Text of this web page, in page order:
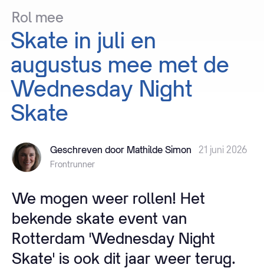
Rol mee
Skate in juli en
augustus mee met de
Wednesday Night
Skate
Geschreven door Mathilde Simon 21 juni 2026
Frontrunner
We mogen weer rollen! Het
bekende skate event van
Rotterdam 'Wednesday Night
Skate' is ook dit jaar weer terug.